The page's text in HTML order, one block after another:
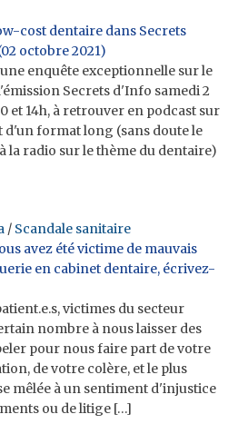
cost dentaire dans Secrets
octobre 2021)
enquête exceptionnelle sur le
Secrets d'Info samedi 2
et 14h, à retrouver en podcast sur
d'un format long (sans doute le
la radio sur le thème du dentaire)
/ Scandale sanitaire
avez été victime de mauvais
en cabinet dentaire, écrivez-
victimes du secteur
nombre à nous laisser des
pour nous faire part de votre
de votre colère, et le plus
mêlée à un sentiment d'injustice
ou de litige […]